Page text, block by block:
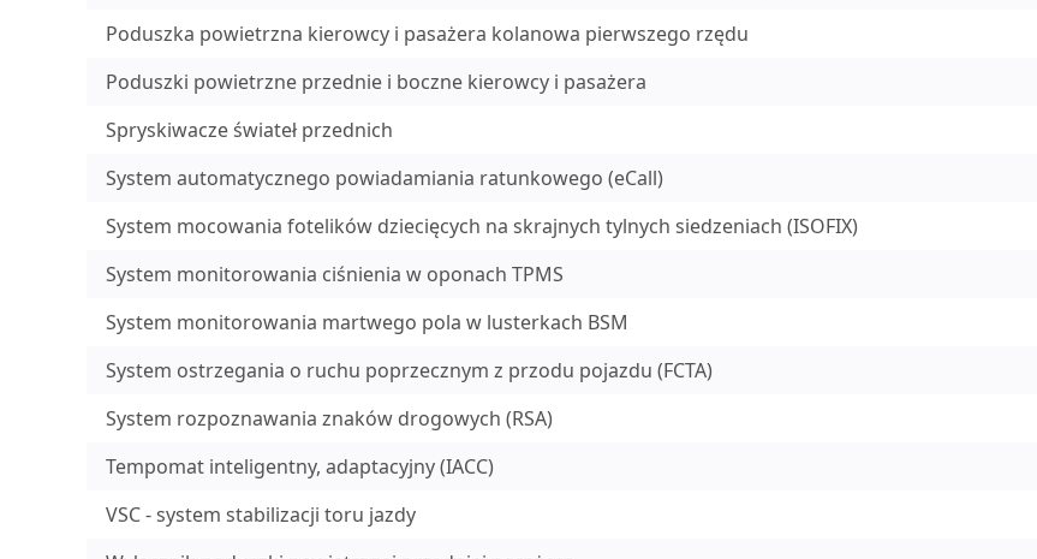
Poduszka powietrzna kierowcy i pasażera kolanowa pierwszego rzędu
Poduszki powietrzne przednie i boczne kierowcy i pasażera
Spryskiwacze świateł przednich
System automatycznego powiadamiania ratunkowego (eCall)
System mocowania fotelików dziecięcych na skrajnych tylnych siedzeniach (ISOFIX)
System monitorowania ciśnienia w oponach TPMS
System monitorowania martwego pola w lusterkach BSM
System ostrzegania o ruchu poprzecznym z przodu pojazdu (FCTA)
System rozpoznawania znaków drogowych (RSA)
Tempomat inteligentny, adaptacyjny (IACC)
VSC - system stabilizacji toru jazdy